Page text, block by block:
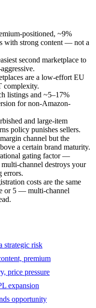
positioned, ~9%
with strong content — not a
second marketplace to
are a low-effort EU
complexity.
listings and ~5–17%
for non-Amazon-
and large-item
policy punishes sellers.
channel but the
a certain brand maturity.
gating factor —
channel destroys your
errors.
costs are the same
or 5 — multi-channel
strategic risk
premium
price pressure
expansion
opportunity